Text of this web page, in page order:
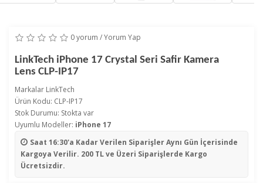
0 yorum /Yorum Yap
LinkTech iPhone 17 Crystal Seri Safir Kamera
Lens CLP-IP17
Markalar LinkTech
Ürün Kodu: CLP-IP17
Stok Durumu: Stokta var
Uyumlu Modeller: iPhone 17
Saat 16:30'a Kadar Verilen SiparişlerAynı Gün İçerisinde
Kargoya Verilir. 200 TL ve Üzeri Siparişlerde Kargo
Ücretsizdir.